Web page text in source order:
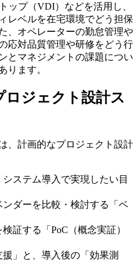
ップ（VDI）などを活用し、
レベルを在宅環境でどう担保
、オペレーターの勤怠管理や
応対品質管理や研修をどう行
とマネジメントの課題につい
ります。
ロジェクト設計ス
、計画的なプロジェクト設計
ステム導入で実現したい目
ダーを比較・検討する「ベ
証する「PoC（概念実証）
」と、導入後の「効果測